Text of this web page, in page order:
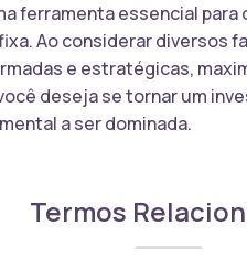
ferramenta essencial
Ao considerar diversos
e estratégicas,
deseja se tornar um
a ser dominada.
Termos